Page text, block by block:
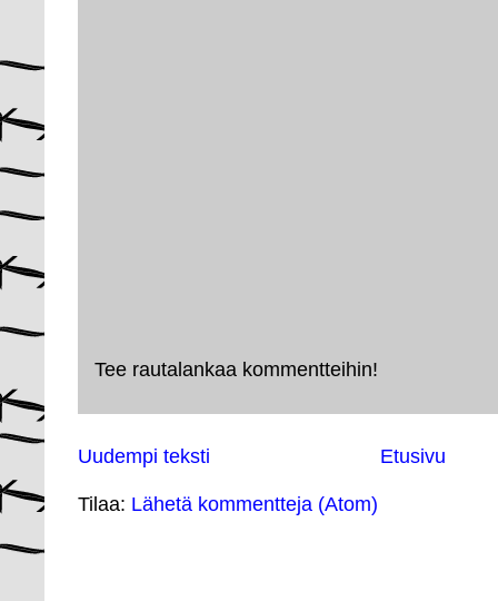
Tee rautalankaa kommentteihin!
Uudempi teksti Etusivu
Tilaa: Lähetä kommentteja (Atom)